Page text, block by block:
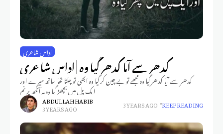
اداس شاعری
کدھر سے آیا کدھر گیا وہ | اداس شاعری
کدھر سے آیا کدھر گیا وہ مجھے تو بے چین کر گیا وہ ابھی تو چلتا تھا ساتھ میرے اور
ایک پل میں بچھڑ گیا وہ یہ آنکھ پر نم
ABDULLAH HABIB
3 YEARS AGO 3 YEARS AGO KEEP READING